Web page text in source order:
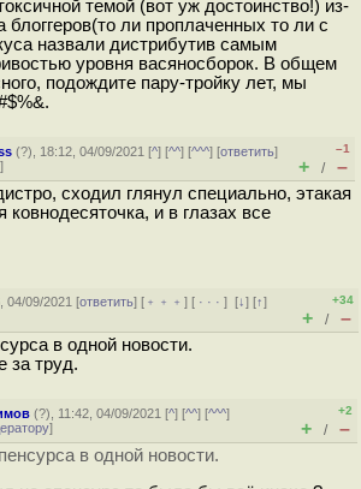
темой (вот уж достоинство!) из-
блоггеров(то ли проплаченных то ли с
назвали дистрибутив самым
уровня васяносборок. В общем
подождите пару-тройку лет, мы
(?), 18:12, 04/09/2021 [^] [^^] [^^^] [ответить]
]
–1
+ / –
сходил глянул специально, этакая
ковнодесяточка, и в глазах все
04/09/2021 [ответить] [ ﹢﹢﹢] [ · · ·][↓] [↑]
+34
+ / –
в одной новости.
за труд.
(?), 11:42, 04/09/2021 [^] [^^] [^^^]
]
+2
+ / –
в одной новости.